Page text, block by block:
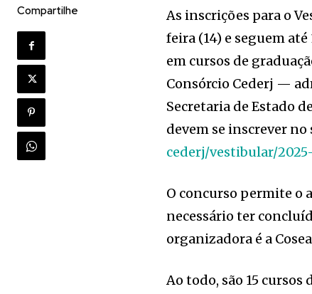
Compartilhe
As inscrições para o
feira (14) e seguem até
em cursos de
Consórcio Cederj —
Secretaria de Estado
devem se inscrever
cederj/vestibular/
O concurso permite o
necessário ter
organizadora é a
Ao todo, são 15